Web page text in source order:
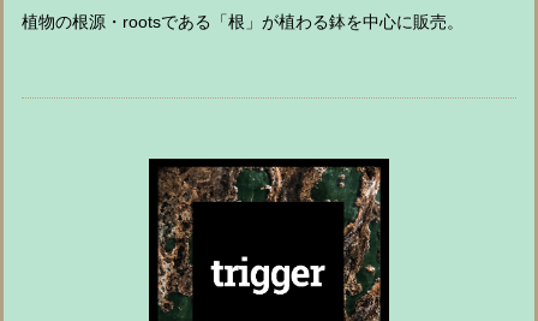
植物の根源・rootsである「根」が植わる鉢を中心に販売。